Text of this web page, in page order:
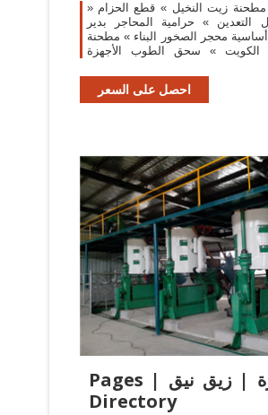
» التلقائي معدات مطحنة زيت النخيل » قطع الحزام
التعدين » حرامية المحاجر بدير
محجر الصخور البناء » مطحنة
الكويت » سحق الطوب الأجهزة
احصل على السعر
‫زيار للتجارة | زيق نيق | Pages
Directory‬